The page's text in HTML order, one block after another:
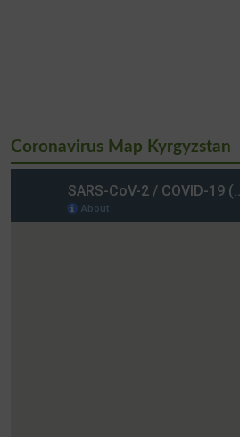
Coronavirus Map Kyrgyzstan